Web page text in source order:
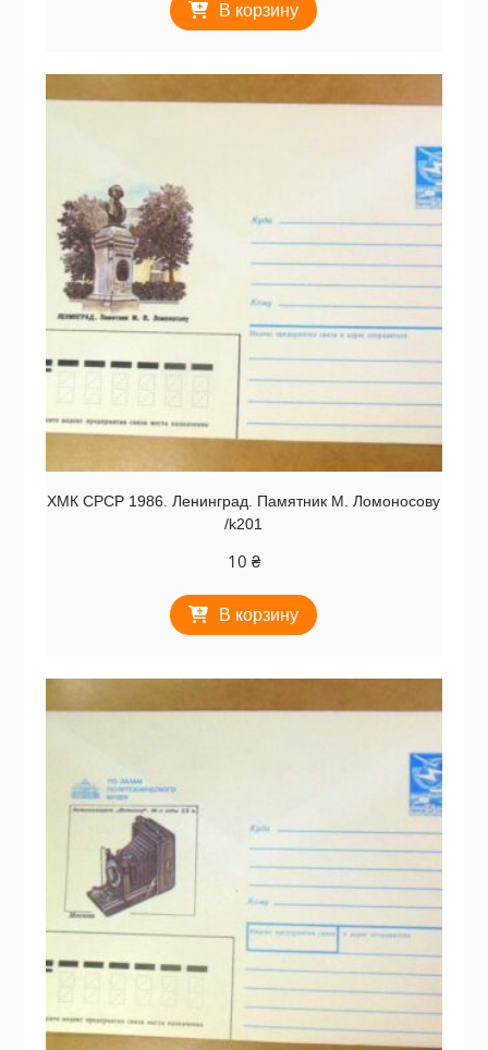
В корзину
ХМК СРСР 1986. Ленинград. Памятник М. Ломоносову
/k201
10 ₴
В корзину